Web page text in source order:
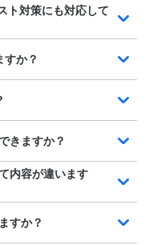
ト対策にも対応して
か？
きますか？
内容が違います
すか？